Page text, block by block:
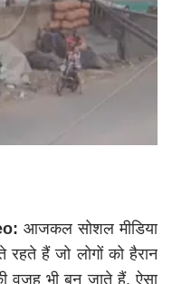
आजकल सोशल मीडिया
रहते हैं जो लोगों को हैरान
वजह भी बन जाते हैं. ऐसा